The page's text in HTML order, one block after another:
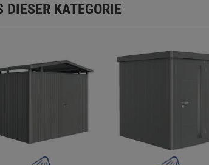
DIESER KATEGORIE